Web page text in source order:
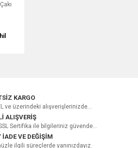
KARGO
ve üzerindeki alışverişlerinizde...
ALIŞVERİŞ
Sertifika ile bilgileriniz güvende...
İADE VE DEĞİŞİM
ilgili süreçlerde yanınızdayız.